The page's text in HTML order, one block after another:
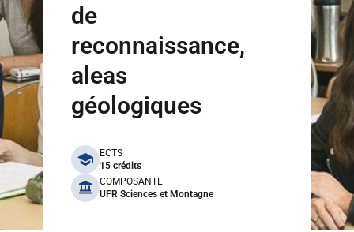
de
reconnaissance,
aleas
géologiques
benefits
ECTS
15 crédits
COMPOSANTE
UFR Sciences et Montagne